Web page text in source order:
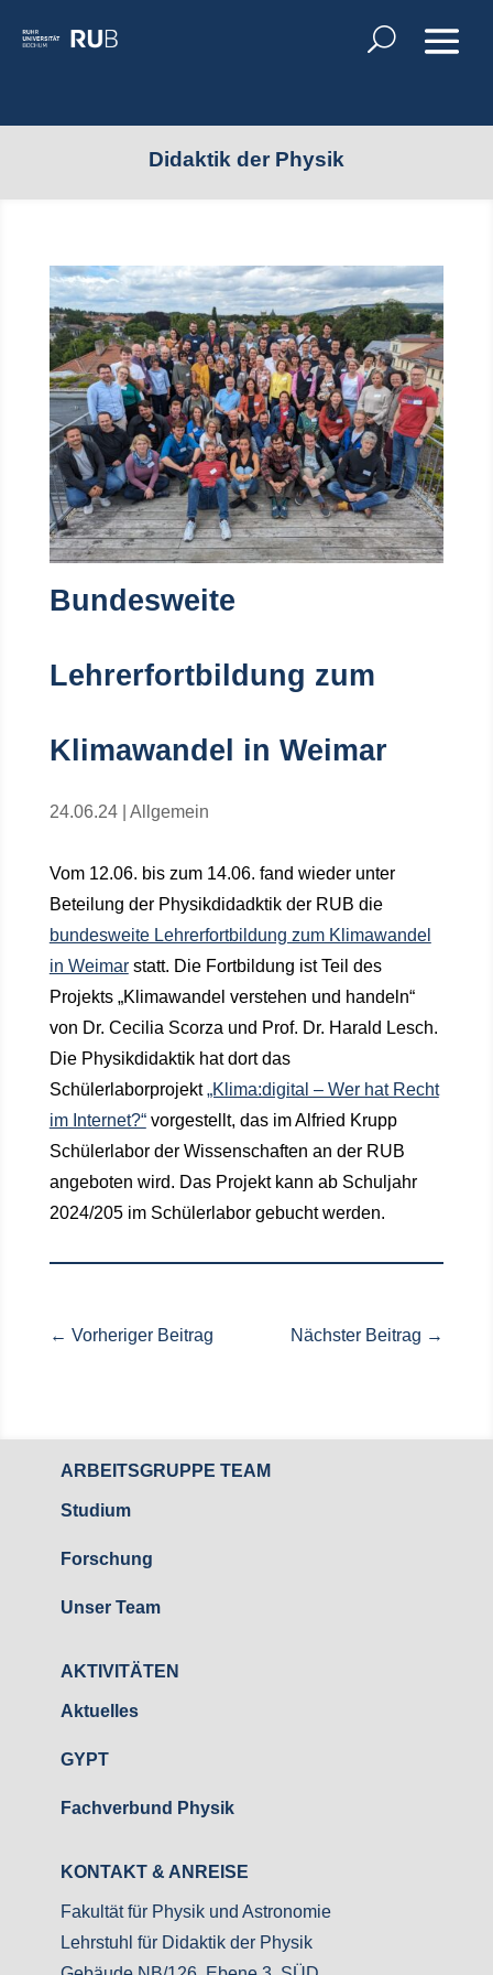
Didaktik der Physik
Bundesweite
Lehrerfortbildung zum
Klimawandel in Weimar
24.06.24| Allgemein
Vom 12.06. bis zum 14.06. fand wieder unter
Beteilung der Physikdidadktik der RUB die
bundesweite Lehrerfortbildung zum Klimawandel
in Weimarstatt. Die Fortbildung ist Teil des
Projekts „Klimawandel verstehen und handeln“
von Dr. Cecilia Scorza und Prof. Dr. Harald Lesch.
Die Physikdidaktik hat dort das
Schülerlaborprojekt„Klima:digital – Wer hat Recht
im Internet?“vorgestellt, das im Alfried Krupp
Schülerlabor der Wissenschaften an der RUB
angeboten wird. Das Projekt kann ab Schuljahr
2024/205 im Schülerlabor gebucht werden.
← Vorheriger Beitrag Nächster Beitrag →
ARBEITSGRUPPE TEAM
Studium
Forschung
Unser Team
AKTIVITÄTEN
Aktuelles
GYPT
Fachverbund Physik
KONTAKT & ANREISE
Fakultät für Physik und Astronomie
Lehrstuhl für Didaktik der Physik